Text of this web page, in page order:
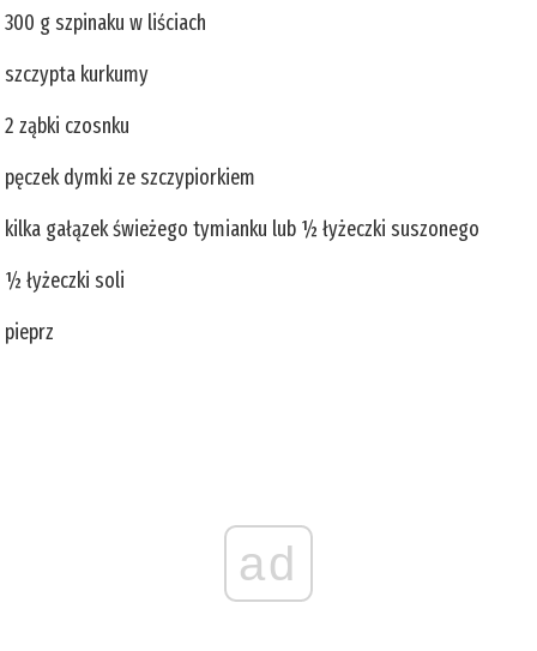
300 g szpinaku w liściach
szczypta kurkumy
2 ząbki czosnku
pęczek dymki ze szczypiorkiem
kilka gałązek świeżego tymianku lub ½ łyżeczki suszonego
½ łyżeczki soli
pieprz
ad